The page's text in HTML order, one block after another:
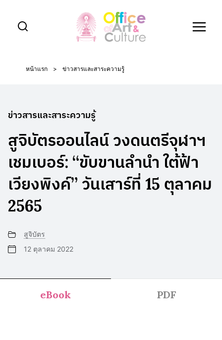
content
หน้าแรก > ข่าวสารและสาระความรู้
ข่าวสารและสาระความรู้
สูจิบัตรออนไลน์ วงดนตรีจุฬาฯ
เชมเบอร์: “ขับขานลำนำ ใต้ฟ้า
เวียงพิงค์” วันเสาร์ที่ 15 ตุลาคม
2565
สูจิบัตร
12 ตุลาคม 2022
eBook PDF